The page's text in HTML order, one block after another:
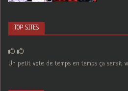
TOP SITES
Un petit vote de temps en temps ça serait